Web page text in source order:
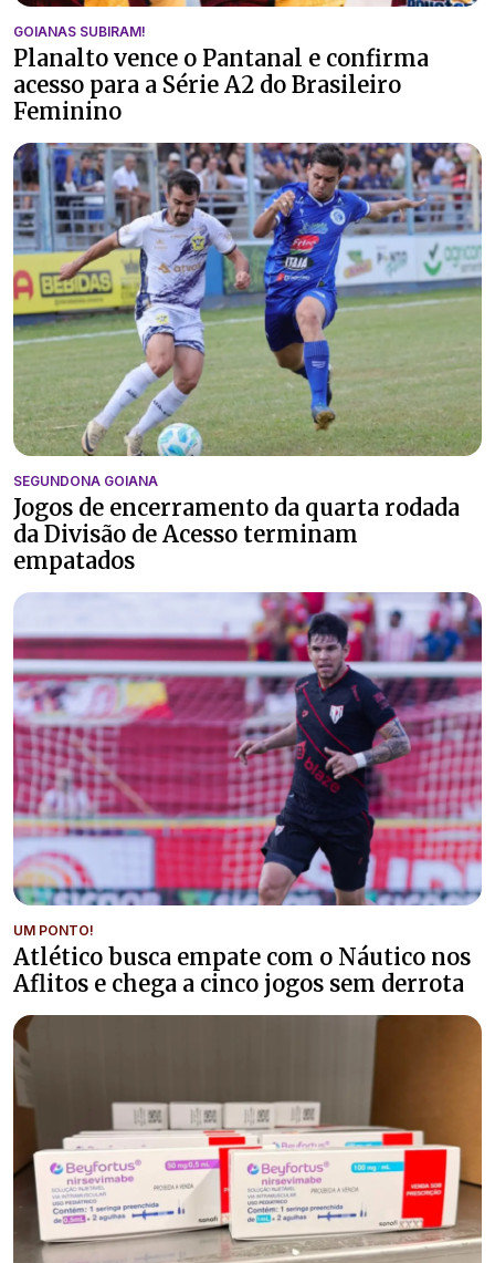
GOIANAS SUBIRAM!
Planalto vence o Pantanal e confirma
acesso para a Série A2 do Brasileiro
Feminino
SEGUNDONA GOIANA
Jogos de encerramento da quarta rodada
da Divisão de Acesso terminam
empatados
UM PONTO!
Atlético busca empate com o Náutico nos
Aflitos e chega a cinco jogos sem derrota